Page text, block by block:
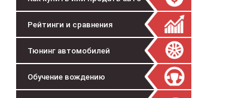
Рейтинги и сравнения
Тюнинг автомобилей
Обучение вождению